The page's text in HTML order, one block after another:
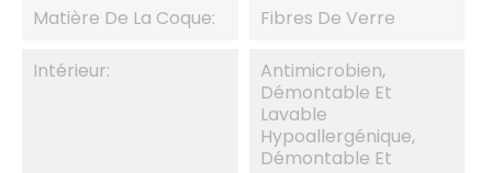
Matière De La Coque: Fibres De Verre
Intérieur:
Antimicrobien,
Démontable Et
Lavable
Hypoallergénique,
Démontable Et